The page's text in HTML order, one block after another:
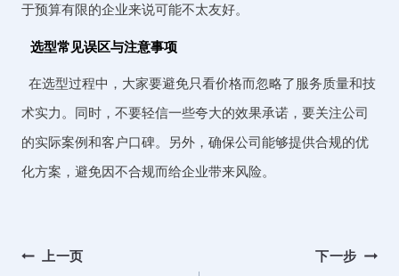
于预算有限的企业来说可能不太友好。
选型常见误区与注意事项
在选型过程中，大家要避免只看价格而忽略了服务质量和技
术实力。同时，不要轻信一些夸大的效果承诺，要关注公司
的实际案例和客户口碑。另外，确保公司能够提供合规的优
化方案，避免因不合规而给企业带来风险。
文上一页 下一步